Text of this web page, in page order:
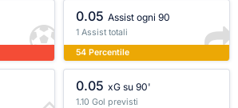
0.05 Assist ogni 90
1 Assist totali
54 Percentile
0.05 xG su 90'
1.10 Gol previsti